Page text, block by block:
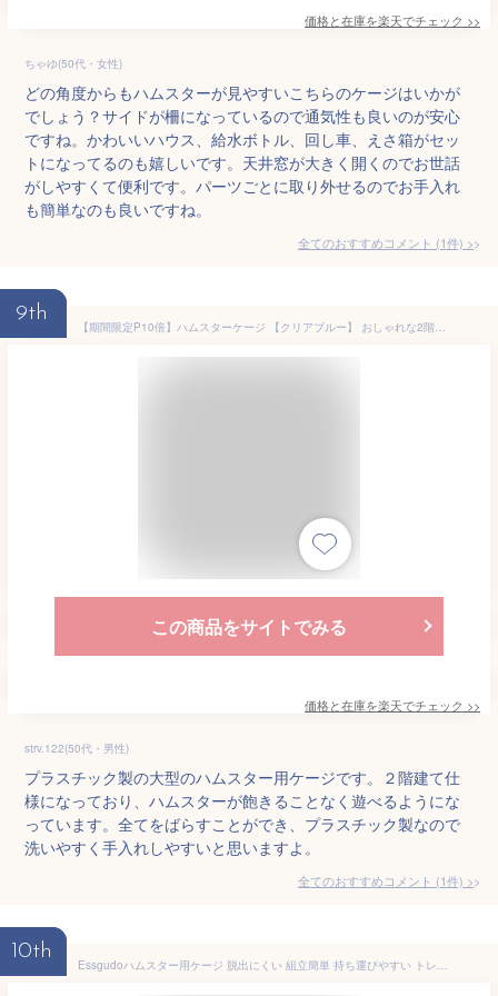
価格と在庫を楽天でチェック >>
ちゃゆ(50代・女性)
どの角度からもハムスターが見やすいこちらのケージはいかが
でしょう？サイドが柵になっているので通気性も良いのが安心
ですね。かわいいハウス、給水ボトル、回し車、えさ箱がセッ
トになってるのも嬉しいです。天井窓が大きく開くのでお世話
がしやすくて便利です。パーツごとに取り外せるのでお手入れ
も簡単なのも良いですね。
全てのおすすめコメント (1件) >
9th
【期間限定P10倍】ハムスターケージ 【クリアブルー】 おしゃれな2階建て アクリルケージ すぐ飼える 全部揃った飼育セット ハムスター 送料無料【DBP】
この商品をサイトでみる
価格と在庫を楽天でチェック >>
strv.122(50代・男性)
プラスチック製の大型のハムスター用ケージです。２階建て仕
様になっており、ハムスターが飽きることなく遊べるようにな
っています。全てをばらすことができ、プラスチック製なので
洗いやすく手入れしやすいと思いますよ。
全てのおすすめコメント (1件) >
10th
Essgudoハムスター用ケージ 脱出にくい 組立簡単 持ち運びやすい トレーデザイン お掃除しやすい 通気穴いっぱい ライドブルー